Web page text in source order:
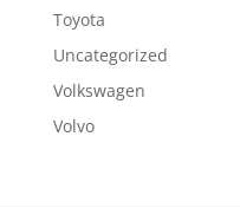
Toyota
Uncategorized
Volkswagen
Volvo